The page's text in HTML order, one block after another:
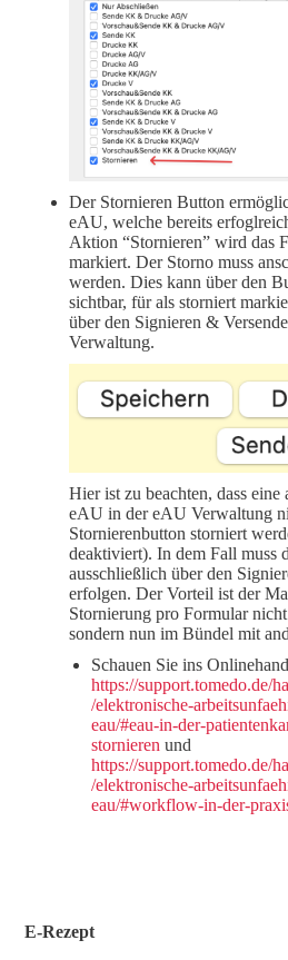
Der Stornieren Button
eAU, welche bereits
Aktion “Stornieren” wird das
markiert. Der Storno muss
werden. Dies kann über den
sichtbar, für als storniert
über den Signieren &
Verwaltung.
Hier ist zu beachten, dass eine
eAU in der eAU Verwaltung
Stornierenbutton storniert
deaktiviert). In dem Fall muss
ausschließlich über den
erfolgen. Der Vorteil ist der
Stornierung pro Formular
sondern nun im Bündel mit
Schauen Sie ins
https://support.tomedo.de/
/elektronische-
eau/#eau-in-der-
stornieren und
https://support.tomedo.de/
/elektronische-
eau/#workflow-in-der-
E-Rezept